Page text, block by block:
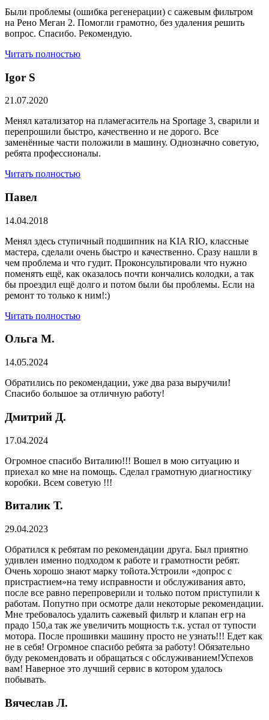
Были проблемы (ошибка регенерации) с сажевым фильтром
на Рено Меган 2. Помогли грамотно, без удаления решить
вопрос. Спасибо. Рекомендую.
Читать полностью
​Igor S
21.07.2020
Менял катализатор на пламегаситель на Sportage 3, сварили и
перепрошили быстро, качественно и не дорого. Все
заменённые части положили в машину. Однозначно советую,
ребята профессионалы.
Читать полностью
Павел
14.04.2018
Менял здесь ступичный подшипник на KIA RIO, классные
мастера, сделали очень быстро и качественно. Сразу нашли в
чем проблема и что гудит. Проконсультировали что нужно
поменять ещё, как оказалось почти кончались колодки, а так
бы проездил ещё долго и потом были бы проблемы. Если на
ремонт то только к ним!:)
Читать полностью
Ольга М.
14.05.2024
Обратились по рекомендации, уже два раза выручили!
Спасибо большое за отличную работу!
Дмитрий Д.
17.04.2024
Огромное спасибо Виталию!!! Вошел в мою ситуацию и
приехал ко мне на помощь. Сделал грамотную диагностику
коробки. Всем советую !!!
Виталик Т.
29.04.2023
Обратился к ребятам по рекомендации друга. Был приятно
удивлен именно подходом к работе и грамотности ребят.
Очень хорошо знают марку тойота.Устроили «допрос с
пристрастием»на тему исправности и обслуживания авто,
после все равно перепроверили и только потом приступили к
работам. Попутно при осмотре дали некоторые рекомендации.
Мне требовалось удалить сажевый фильтр и клапан егр на
прадо 150,а так же увеличить мощность т.к. устал от тупости
мотора. После прошивки машину просто не узнать!!! Едет как
не в себя! Огромное спасибо ребята за работу! Обязательно
буду рекомендовать и обращаться с обслуживанием!Успехов
вам! Наверное это лучший сервис в котором удалось
побывать.
Вячеслав Л.